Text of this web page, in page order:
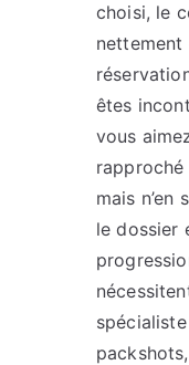
choisi, le
nettement
êtes
vous
mais
le dossier